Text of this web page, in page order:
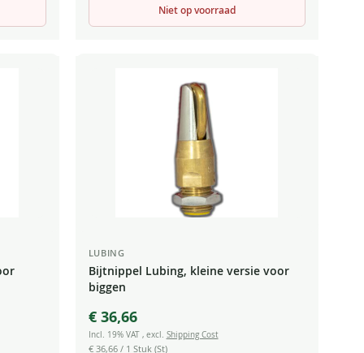
Niet op voorraad
LUBING
Bijtnippel Lubing, kleine versie voor
biggen
€ 36,66
Incl. 19% VAT , excl. Shipping Cost
€ 36,66/ 1 Stuk (St)